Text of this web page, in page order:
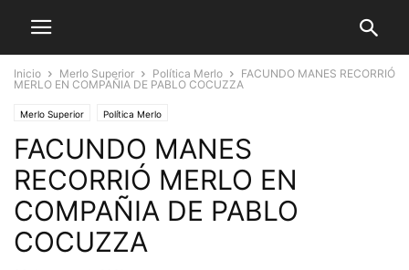
Inicio Merlo Superior Política Merlo
FACUNDO MANES RECORRIÓ
MERLO EN COMPAÑIA DE PABLO COCUZZA
Merlo Superior Política Merlo
FACUNDO MANES
RECORRIÓ MERLO EN
COMPAÑIA DE PABLO
COCUZZA